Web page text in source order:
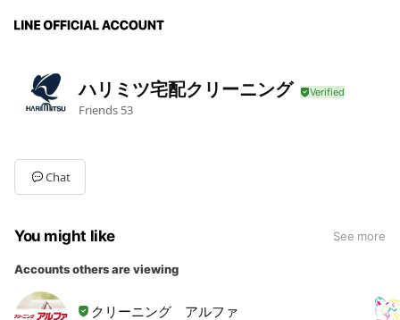
ハリミツ宅配クリーニング
Friends 53
Chat
You might like See more
Accounts others are viewing
クリーニング アルファ